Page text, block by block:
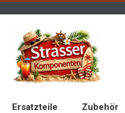
Ersatzteile Zubehör